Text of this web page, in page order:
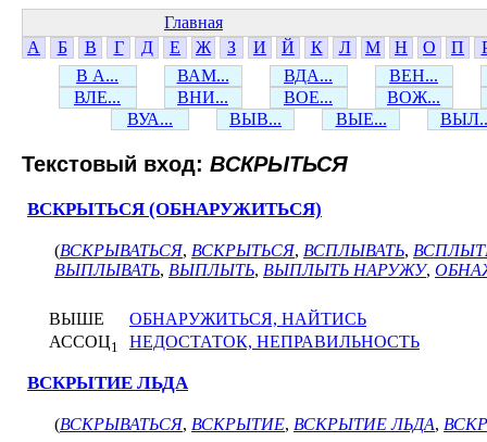
Главная
А
Б В Г Д Е Ж З И Й К Л М Н О П
В А...
ВАМ... ВДА...
ВЕН...
ВЛЕ...
ВНИ... ВОЕ...
ВОЖ...
ВУА...
ВЫВ... ВЫЕ...
Текстовый вход: ВСКРЫТЬСЯ
ВСКРЫТЬСЯ (ОБНАРУЖИТЬСЯ)
(ВСКРЫВАТЬСЯ, ВСКРЫТЬСЯ, ВСПЛЫВАТЬ,
ВЫПЛЫВАТЬ, ВЫПЛЫТЬ, ВЫПЛЫТЬ НАРУЖУ,
ВЫШЕ
ОБНАРУЖИТЬСЯ, НАЙТИСЬ
АССОЦ1 НЕДОСТАТОК, НЕПРАВИЛЬНОСТЬ
ВСКРЫТИЕ ЛЬДА
(ВСКРЫВАТЬСЯ, ВСКРЫТИЕ, ВСКРЫТИЕ ЛЬДА,